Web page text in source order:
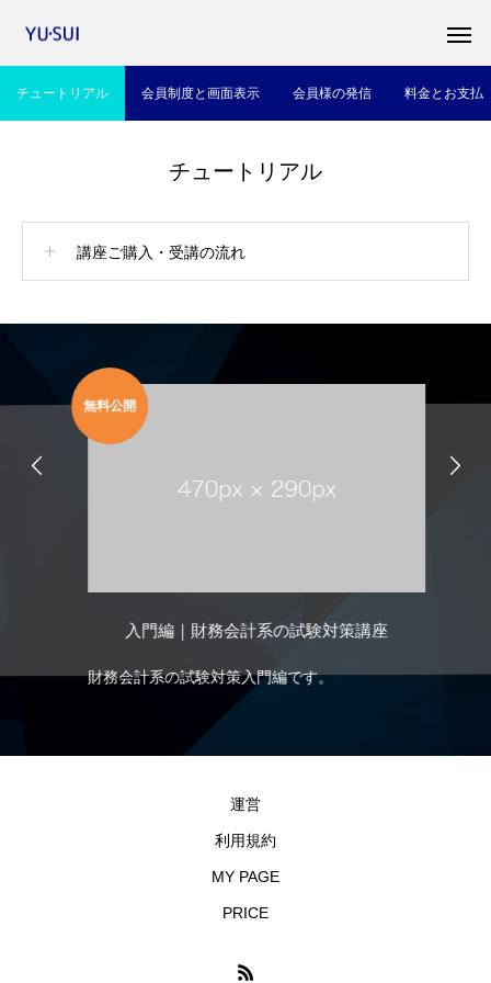
チュートリアル 会員制度と画面表示 会員様の発信 料金とお支払
チュートリアル
講座ご購入・受講の流れ
無料公開
入門編｜財務会計系の試験対策講座
財務会計系の試験対策入門編です。
財
運営
利用規約
MY PAGE
PRICE